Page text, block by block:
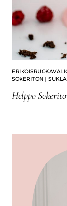
SOKERITON |
Helppo